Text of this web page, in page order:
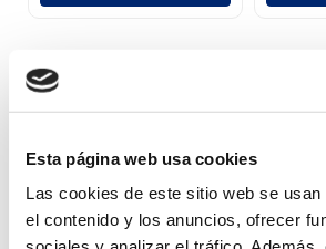
Esta página web usa cookies
Las cookies de este sitio web se
el contenido y los anuncios, ofrecer